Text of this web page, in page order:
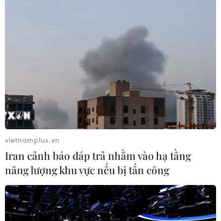
nghiệp của Trung Quốc với tinh thần hợp tác
toàn diện, hiệu quả hai bên cùng có lợi.
Tại Hà Nội hiện đã có 425 dự án FDI của các
doanh nghiệp Trung Quốc đang hoạt động với
tổng vốn đăng ký 517 triệu USD. Các doanh
nghiệp Trung Quốc đã đăng ký đặt 100 văn
phòng đại diện tại thành phố Hà Nội. Nằm trong
tế”, thành phố Hà Nội đã tích cực tham gia các
hội nghị hợp tác kinh tế được tổ chức tại các địa
phương của hai nước và ký kết các biên bản
hợp tác trên nhiều lĩnh vực.
Tuy nhiên, hợp tác kinh tế, thương mại, đầu tư
vietnamplus.vn
Iran cảnh báo đáp trả nhằm vào hạ tầng
năng lượng khu vực nếu bị tấn công